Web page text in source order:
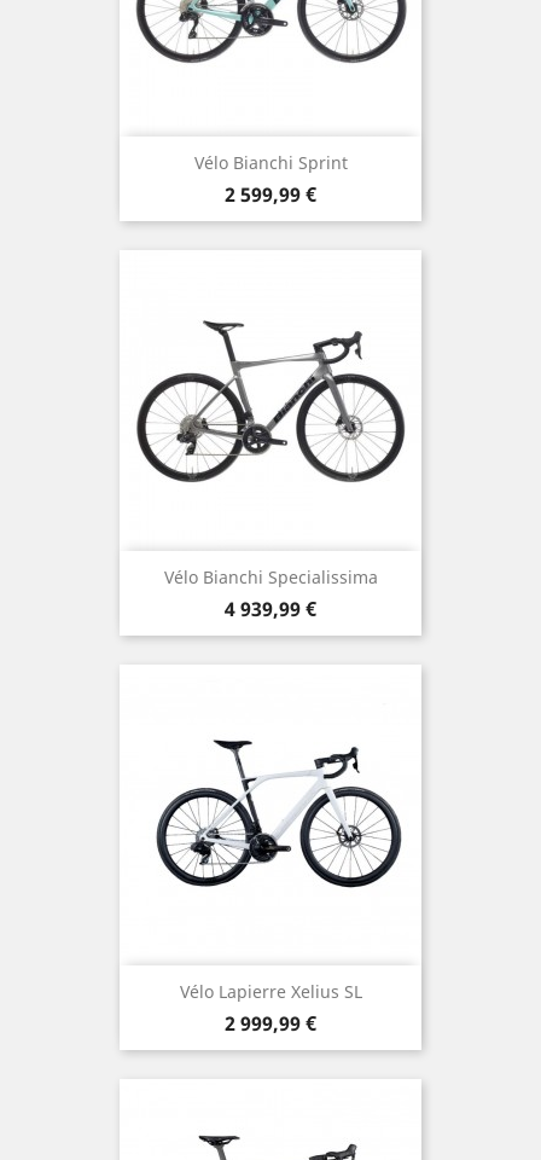
Vélo Bianchi Sprint
Prix
2 599,99 €
Vélo Bianchi Specialissima
Prix
4 939,99 €
Vélo Lapierre Xelius SL
Prix
2 999,99 €